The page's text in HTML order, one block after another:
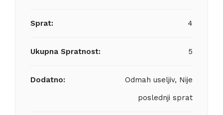
Sprat: 4
Ukupna Spratnost: 5
Dodatno:
Odmah useljiv, Nije
poslednji sprat